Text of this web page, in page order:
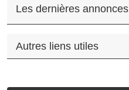
Les dernières
Autres liens utiles
.